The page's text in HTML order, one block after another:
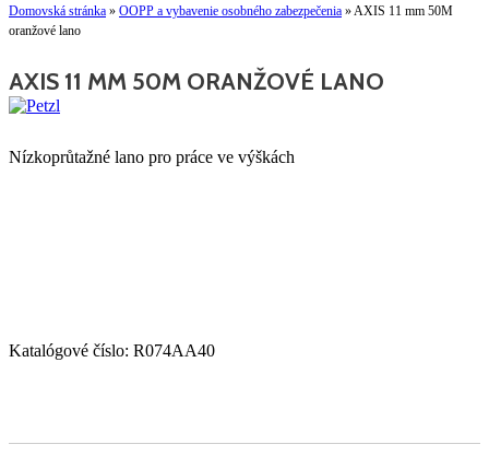
Domovská stránka » OOPP a vybavenie osobného zabezpečenia »AXIS 11 mm 50M
oranžové lano
AXIS 11 MM 50M ORANŽOVÉ LANO
Nízkoprůtažné lano pro práce ve výškách
Katalógové číslo: R074AA40